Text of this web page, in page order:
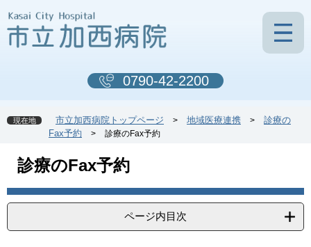
ー
ジ
。
ニ
ュ
て
0790-42-2200
現在地 市立加西病院トップページ > 地域医療連携 >
診療の
Fax予約
> 診療のFax予約
診療のFax予約
ページ内目次